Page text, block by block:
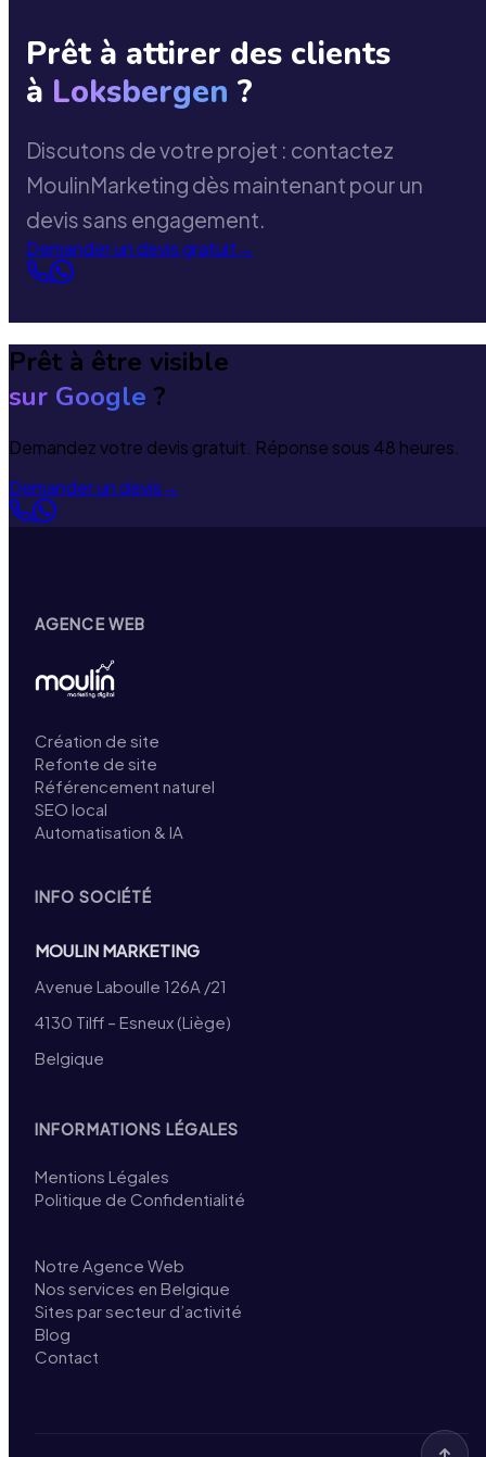
Prêt à attirer des clients
à Loksbergen ?
Discutons de votre projet : contactez
MoulinMarketing dès maintenant pour un
devis sans engagement.
Demander un devis gratuit→
Prêt à être visible
sur Google ?
Demandez votre devis gratuit. Réponse sous 48 heures.
Demander un devis→
AGENCE WEB
Création de site
Refonte de site
Référencement naturel
SEO local
Automatisation & IA
INFO SOCIÉTÉ
MOULIN MARKETING
Avenue Laboulle 126A /21
4130 Tilff – Esneux (Liège)
Belgique
INFORMATIONS LÉGALES
Mentions Légales
Politique de Confidentialité
Notre Agence Web
Nos services en Belgique
Sites par secteur d’activité
Blog
Contact